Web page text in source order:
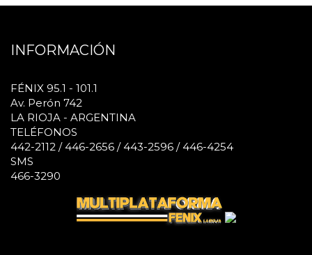
INFORMACIÓN
FÉNIX 95.1 - 101.1
Av. Perón 742
LA RIOJA - ARGENTINA
TELÉFONOS
442-2112 / 446-2656 / 443-2596 / 446-4254
SMS
466-3290